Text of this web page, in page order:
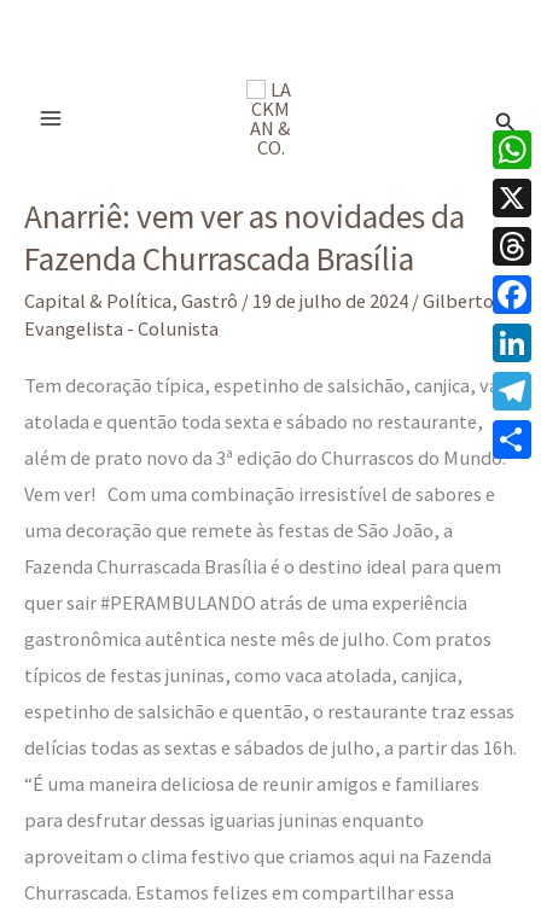
Anarriê: vem ver as novidades da
Fazenda Churrascada Brasília
Capital & Política, Gastrô / 19 de julho de 2024 /Gilberto
Evangelista - Colunista
Tem decoração típica, espetinho de salsichão, canjica, vaca
atolada e quentão toda sexta e sábado no restaurante,
além de prato novo da 3ª edição do Churrascos do Mundo.
Vem ver! Com uma combinação irresistível de sabores e
uma decoração que remete às festas de São João, a
Fazenda Churrascada Brasília é o destino ideal para quem
quer sair #PERAMBULANDO atrás de uma experiência
gastronômica autêntica neste mês de julho. Com pratos
típicos de festas juninas, como vaca atolada, canjica,
espetinho de salsichão e quentão, o restaurante traz essas
delícias todas as sextas e sábados de julho, a partir das 16h.
“É uma maneira deliciosa de reunir amigos e familiares
para desfrutar dessas iguarias juninas enquanto
aproveitam o clima festivo que criamos aqui na Fazenda
Churrascada. Estamos felizes em compartilhar essa
vem
ver
as
novidades
Fazenda
Churrascada
Brasília
X